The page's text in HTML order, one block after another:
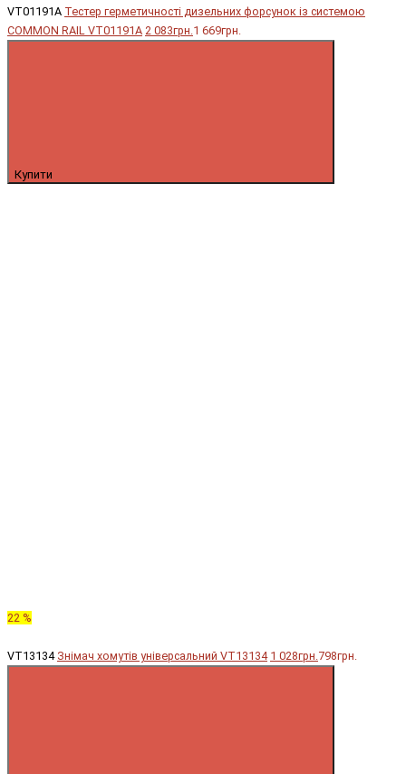
VT01191A Тестер герметичності дизельних форсунок із системою
COMMON RAIL VT01191A 2 083грн.1 669грн.
Купити
22 %
VT13134 Знімач хомутів універсальний VT13134 1 028грн.798грн.